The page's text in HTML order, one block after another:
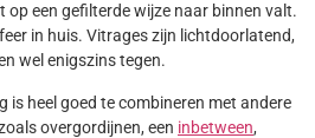
een gefilterde wijze naar binnen valt.
in huis. Vitrages zijn lichtdoorlatend,
wel enigszins tegen.
is heel goed te combineren met andere
overgordijnen, een inbetween,